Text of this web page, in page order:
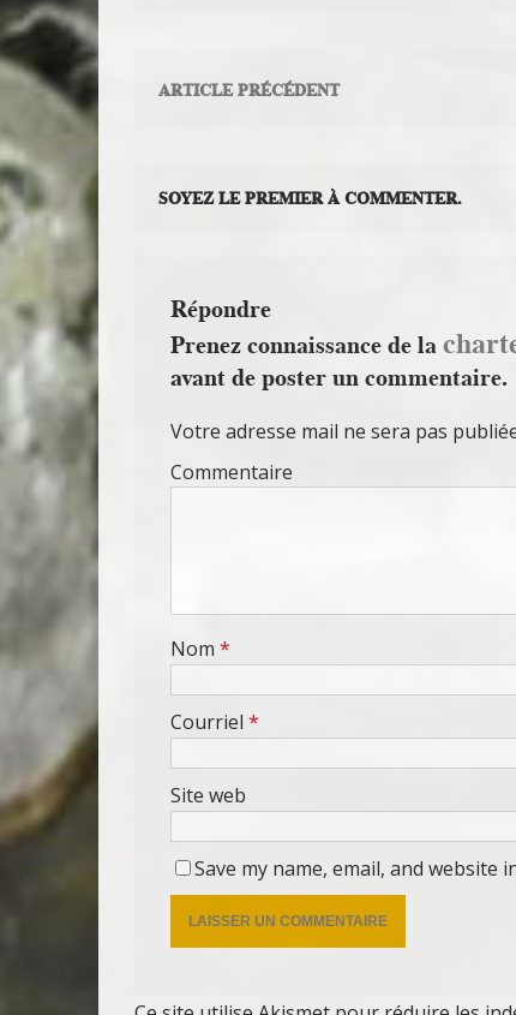
ARTICLE PRÉCÉDENT
SOYEZ LE PREMIER À COMMENTER.
Répondre
Prenez connaissance de la
avant de poster un commentaire.
Votre adresse mail ne sera pas
Commentaire
Nom *
Courriel *
Site web
Save my name, email, and